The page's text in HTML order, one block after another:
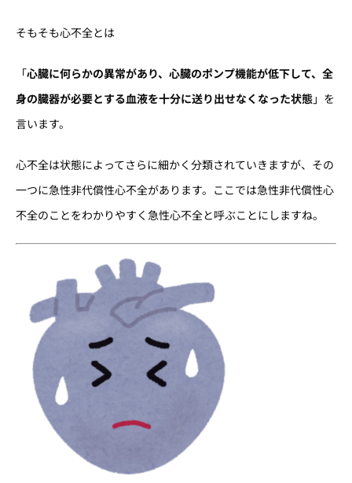
そもそも心不全とは
「心臓に何らかの異常があり、心臓のポンプ機能が低下して、全
身の臓器が必要とする血液を十分に送り出せなくなった状態」を
言います。
心不全は状態によってさらに細かく分類されていきますが、その
一つに急性非代償性心不全があります。ここでは急性非代償性心
不全のことをわかりやすく急性心不全と呼ぶことにしますね。